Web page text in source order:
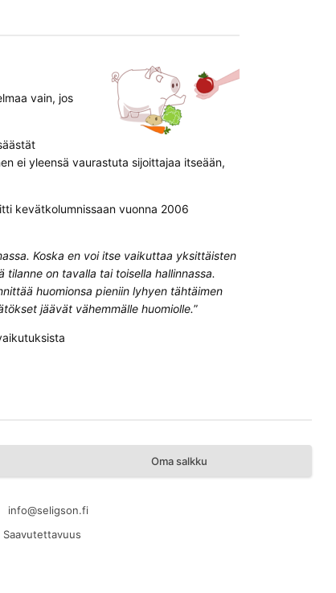
vain, jos
ei yleensä vaurastuta sijoittajaa itseään,
kevätkolumnissaan vuonna 2006
Koska en voi itse vaikuttaa yksittäisten
on tavalla tai toisella hallinnassa.
huomionsa pieniin lyhyen tähtäimen
jäävät vähemmälle huomiolle.”
Oma salkku
Saavutettavuus